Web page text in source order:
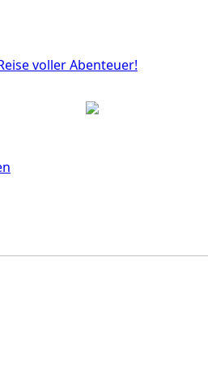
voller Abenteuer!